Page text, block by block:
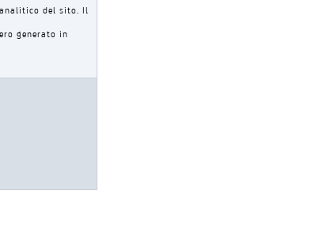
del sito. Il
generato in